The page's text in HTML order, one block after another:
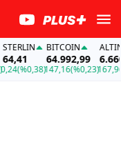
(%0,38)
BITCOIN
64.992,99
147,16(%0,23)
ALTIN
167,96